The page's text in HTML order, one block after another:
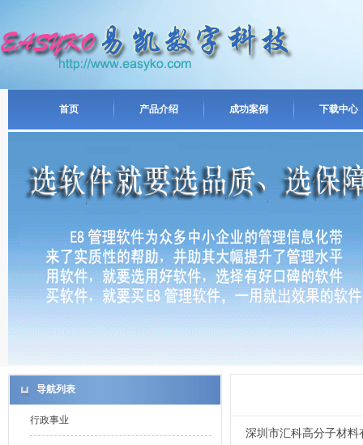
首页 产品介绍 成功案例 下载中心
导航列表
行政事业
深圳市汇科高分子材料